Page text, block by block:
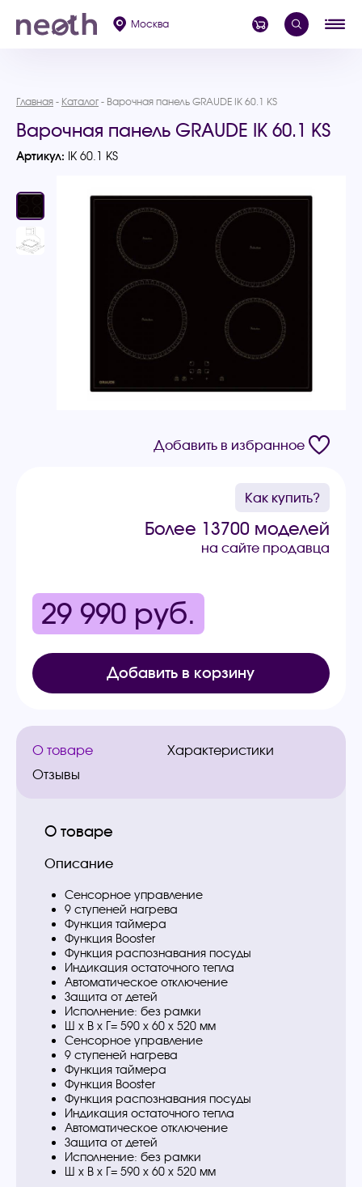
Москва
Главная Каталог Варочная панель GRAUDE IK 60.1 KS
Варочная панель GRAUDE IK 60.1 KS
Артикул: IK 60.1 KS
Добавить в избранное
Как купить?
Более 13700 моделей
на сайте продавца
29 990 руб.
Добавить в корзину
О товаре
Характеристики
Отзывы
О товаре
Описание
Сенсорное управление
9 ступеней нагрева
Функция таймера
Функция Booster
Функция распознавания посуды
Индикация остаточного тепла
Автоматическое отключение
Защита от детей
Исполнение: без рамки
Ш х В х Г= 590 х 60 х 520 мм
Сенсорное управление
9 ступеней нагрева
Функция таймера
Функция Booster
Функция распознавания посуды
Индикация остаточного тепла
Автоматическое отключение
Защита от детей
Исполнение: без рамки
Ш х В х Г= 590 х 60 х 520 мм